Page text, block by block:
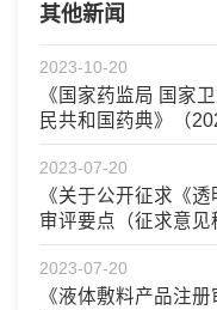
其他新闻
2023-10-20
《国家药监局 国家
民共和国药典》（
（2023年第126号）
2023-07-20
《关于公开征求《
审评要点（征求意见
2023-07-20
《液体敷料产品注